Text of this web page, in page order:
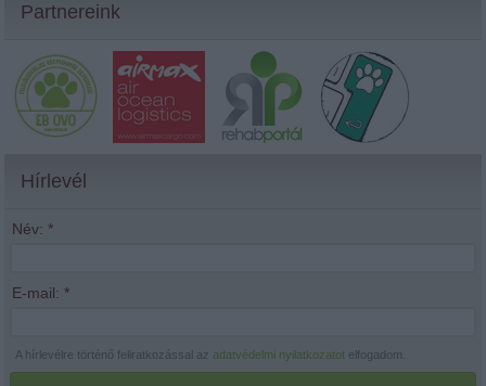
Partnereink
Hírlevél
Név: *
E-mail: *
A hírlevélre történő feliratkozással azadatvédelmi nyilatkozatot elfogadom.